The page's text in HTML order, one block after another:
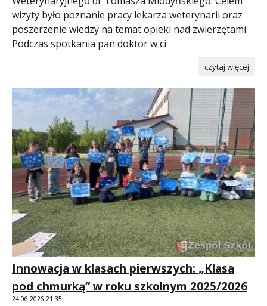
wizyty było poznanie pracy lekarza weterynarii oraz
poszerzenie wiedzy na temat opieki nad zwierzętami.
Podczas spotkania pan doktor w ci
czytaj więcej
Innowacja w klasach pierwszych: „Klasa
pod chmurką” w roku szkolnym 2025/2026
24.06.2026 21:35